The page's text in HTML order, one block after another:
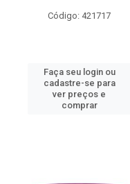
Código: 421717
Faça seu login ou
cadastre-se para
ver preços e
comprar